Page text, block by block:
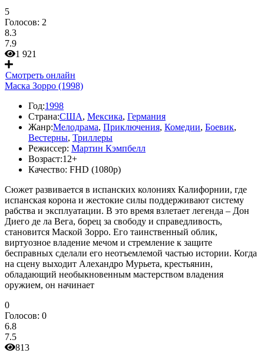
5
Голосов: 2
8.3
7.9
1 921
Смотреть онлайн
Маска Зорро (1998)
Год:1998
Страна:США, Мексика, Германия
Жанр:Мелодрама, Приключения, Комедии, Боевик,
Вестерны, Триллеры
Режиссер: Мартин Кэмпбелл
Возраст:12+
Качество: FHD (1080p)
Сюжет развивается в испанских колониях Калифорнии, где
испанская корона и жестокие силы поддерживают систему
рабства и эксплуатации. В это время взлетает легенда – Дон
Диего де ла Вега, борец за свободу и справедливость,
становится Маской Зорро. Его таинственный облик,
виртуозное владение мечом и стремление к защите
бесправных сделали его неотъемлемой частью истории. Когда
на сцену выходит Алехандро Мурьета, крестьянин,
обладающий необыкновенным мастерством владения
оружием, он начинает
0
Голосов: 0
6.8
7.5
813